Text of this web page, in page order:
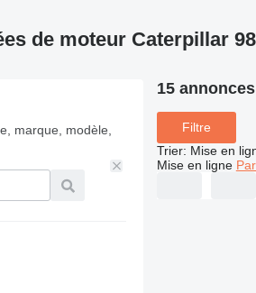
de moteur Caterpillar
marque, modèle,
15
Filtre
Trier: Mise en
Mise en ligne